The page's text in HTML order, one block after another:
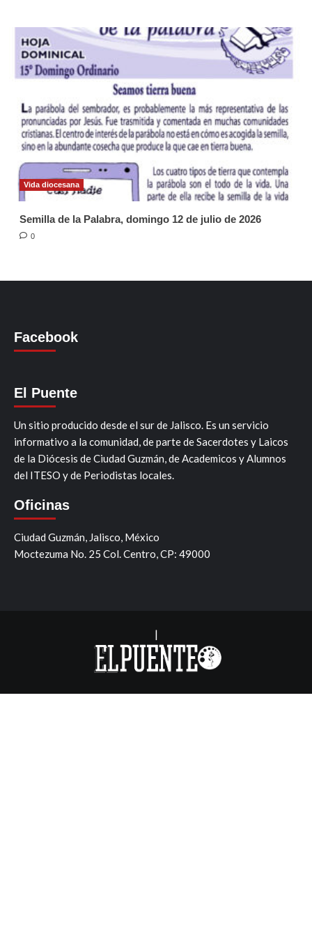
Vida diocesana
Semilla de la Palabra, domingo 12 de julio de 2026
0
Facebook
El Puente
Un sitio producido desde el sur de Jalisco. Es un servicio
informativo a la comunidad, de parte de Sacerdotes y Laicos
de la Diócesis de Ciudad Guzmán, de Academicos y Alumnos
del ITESO y de Periodistas locales.
Oficinas
Ciudad Guzmán, Jalisco, México
Moctezuma No. 25 Col. Centro, CP: 49000
|